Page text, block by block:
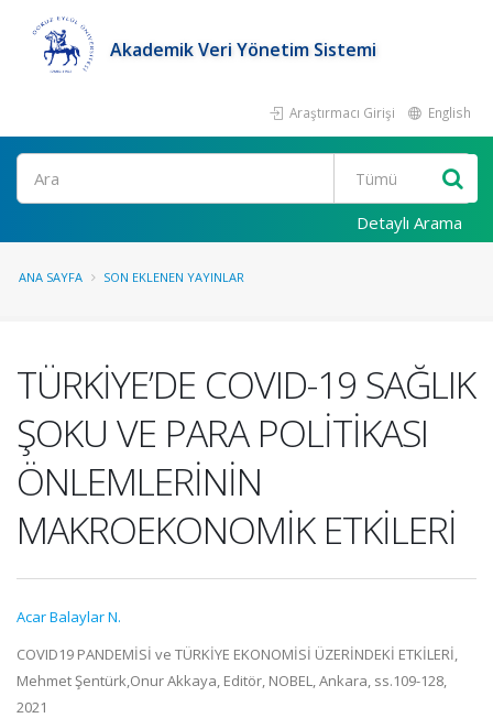
Akademik Veri Yönetim Sistemi
Araştırmacı Girişi English
Ara
Detaylı Arama
ANA SAYFA SON EKLENEN YAYINLAR
TÜRKİYE’DE COVID-19 SAĞLIK
ŞOKU VE PARA POLİTİKASI
ÖNLEMLERİNİN
MAKROEKONOMİK ETKİLERİ
Acar Balaylar N.
COVID19 PANDEMİSİ ve TÜRKİYE EKONOMİSİ ÜZERİNDEKİ ETKİLERİ,
Mehmet Şentürk,Onur Akkaya, Editör, NOBEL, Ankara, ss.109-128,
2021